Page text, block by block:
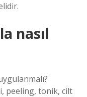
nasıl
peeling, tonik, cilt